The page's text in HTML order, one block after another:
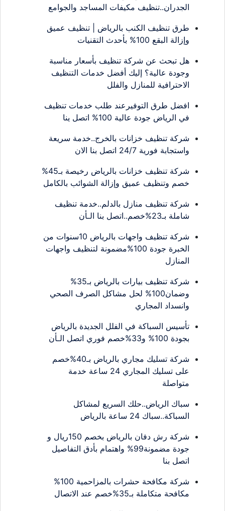
الجدران..تنظيف مكيفات المساجد والجوامع
طرق تنظيف الكنب بالرياض | تنظيف عميق
وإزالة البقع 100% بأحدث التقنيات
هل تبحث عن شركة تنظيف بأسعار مناسبة
وجودة عالية؟ إليك أفضل خدمات التنظيف
الاحترافية للمنازل والفلل
افضل طرق التوفيرعند طلب خدمات تنظيف
في الرياض جودة عالية 100% اتصل ينا
شركة تنظيف خزانات بالخرج..خدمة سريعة
واستجابة فورية 24/7 اتصل بنا الان
شركة تنظيف خزانات بالرياض رخيصة بـ45%
خصم وتنظيف عميق وإزالة الشوائب بالكامل
شركة تنظيف منازل بالدلم..خدمة تنظيف
شاملة بـ23%خصم..اتصل بنا الـأن
شركة تنظيف واجهات بالرياض 10سنوات من
الخبرة جودة 100%مضمونة لتنظيف واجهات
المنازل
شركة تنظيف بيارات بالرياض بـ35%
وضمان100% لحل مشاكل الصرف الصحي
وانسداد المجاري
تأسيس السباكة في الفلل الجديدة بالرياض
بجودة 100% و33%خصم فوري اتصل الـأن
شركة تسليك مجاري بالرياض بـ40%خصم
على تسليك المجاري 24 ساعة خدمة
متواصلة
سباك الرياض..حلك السريع لمشاكل
السباكة..سباك 24 ساعة بالرياض
شركة رش دفان بالرياض بخصم 150ريال و
جودة مضمونة99% واهتمام بأدق التفاصيل
اتصل بنا
شركة مكافحة حشرات بالمزاحمية 100%
مكافحة متكاملة بـ35%خصم عند الاتصال